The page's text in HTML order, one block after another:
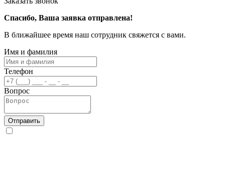
Спасибо, Ваша заявка отправлена!
В ближайшее время наш сотрудник свяжется с вами.
Имя и фамилия
Телефон
Вопрос
Отправить